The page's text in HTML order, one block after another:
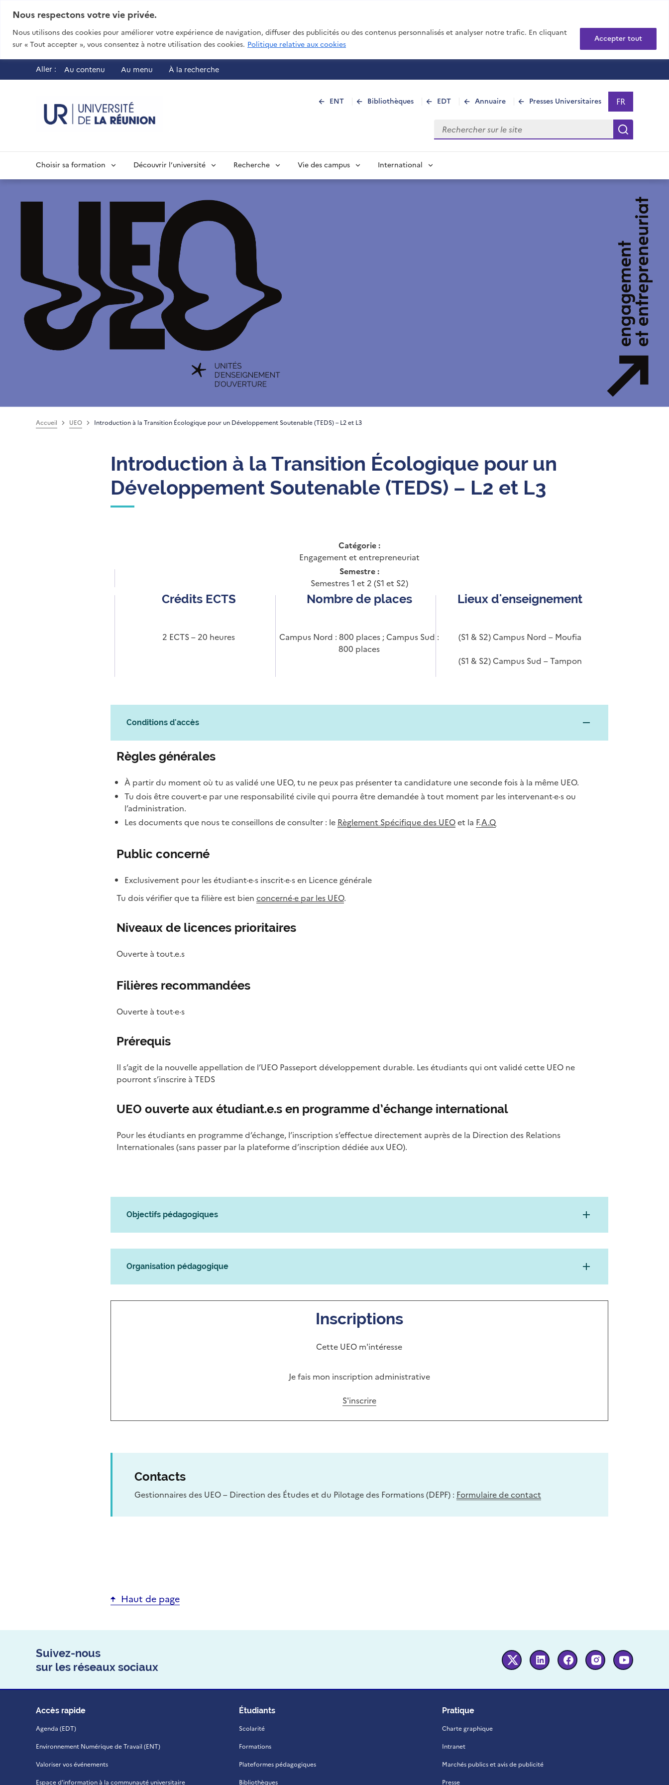
Nous respectons votre vie privée.
Nous utilisons des cookies pour améliorer votre expérience de navigation, diffuser des publicités ou des contenus personnalisés et analyser notre trafic. En cliquant
sur « Tout accepter », vous consentez à notre utilisation des cookies. Politique relative aux cookies
Accepter tout
Aller : Au contenu Au menu À la recherche
ENT Bibliothèques EDT Annuaire Presses Universitaires Sélectionner
FR
- Français
Rechercher sur le site
Choisir sa formation Découvrir l’université Recherche Vie des campus International
Accueil UEO Introduction à la Transition Écologique pour un Développement Soutenable (TEDS) – L2 et L3
Introduction à la Transition Écologique pour un
Développement Soutenable (TEDS) – L2 et L3
Catégorie :
Engagement et entrepreneuriat
Semestre :
Semestres 1 et 2 (S1 et S2)
Crédits ECTS
2 ECTS – 20 heures
Nombre de places
Campus Nord : 800 places ; Campus Sud :
800 places
Lieux d'enseignement
(S1 & S2) Campus Nord – Moufia
(S1 & S2) Campus Sud – Tampon
Conditions d'accès
Règles générales
À partir du moment où tu as validé une UEO, tu ne peux pas présenter ta candidature une seconde fois à la même UEO.
Tu dois être couvert·e par une responsabilité civile qui pourra être demandée à tout moment par les intervenant·e·s ou
l’administration.
Les documents que nous te conseillons de consulter : le Règlement Spécifique des UEOet la F.A.Q
Public concerné
Exclusivement pour les étudiant·e·s inscrit·e·s en Licence générale
Tu dois vérifier que ta filière est bien concerné·e par les UEO.
Niveaux de licences prioritaires
Ouverte à tout.e.s
Filières recommandées
Ouverte à tout·e·s
Prérequis
Il s’agit de la nouvelle appellation de l’UEO Passeport développement durable. Les étudiants qui ont validé cette UEO ne
pourront s’inscrire à TEDS
UEO ouverte aux étudiant.e.s en programme d’échange international
Pour les étudiants en programme d’échange, l’inscription s’effectue directement auprès de la Direction des Relations
Internationales (sans passer par la plateforme d’inscription dédiée aux UEO).
Objectifs pédagogiques
Organisation pédagogique
Inscriptions
Cette UEO m'intéresse
Je fais mon inscription administrative
S'inscrire
Contacts
Gestionnaires des UEO – Direction des Études et du Pilotage des Formations (DEPF) : Formulaire de contact
Haut de page
Suivez-nous
sur les réseaux sociaux
Twitter Linkedin FacebookInstagram
Accès rapide
Agenda (EDT)
Environnement Numérique de Travail (ENT)
Valoriser vos événements
Espace d'information à la communauté universitaire
Étudiants
Scolarité
Formations
Plateformes pédagogiques
Bibliothèques
Pratique
Charte graphique
Intranet
Marchés publics et avis de publicité
Presse